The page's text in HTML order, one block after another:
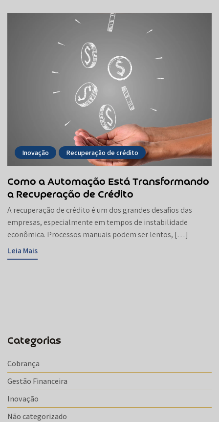
Inovação Recuperação de crédito
Como a Automação Está Transformando
a Recuperação de Crédito
A recuperação de crédito é um dos grandes desafios das
empresas, especialmente em tempos de instabilidade
econômica. Processos manuais podem ser lentos, […]
Leia Mais
Categorias
Cobrança
Gestão Financeira
Inovação
Não categorizado